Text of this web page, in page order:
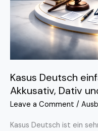
Kasus Deutsch
Akkusativ, Dativ
Leave a Comment /
Kasus Deutsch ist ein
Dativ
und
Genitiv
verstehen